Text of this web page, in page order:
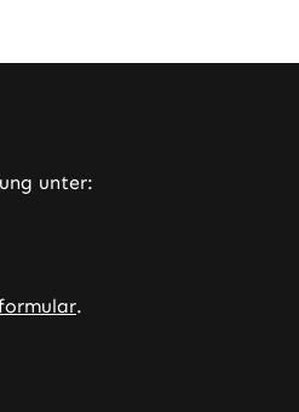
unter:
.
– öffnet in neuem Tab
– öffnet in neuem Tab